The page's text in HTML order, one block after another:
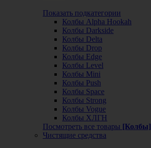
Показать подкатегории
Колбы Alpha Hookah
Колбы Darkside
Колбы Delta
Колбы Drop
Колбы Edge
Колбы Level
Колбы Mini
Колбы Push
Колбы Space
Колбы Strong
Колбы Vogue
Колбы ХЛГН
Посмотреть все товары [Колбы]
Чистящие средства